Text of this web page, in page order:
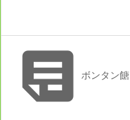
ボンタン餹